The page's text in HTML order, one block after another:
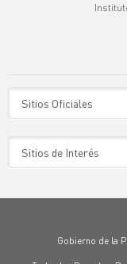
Gobierno de la